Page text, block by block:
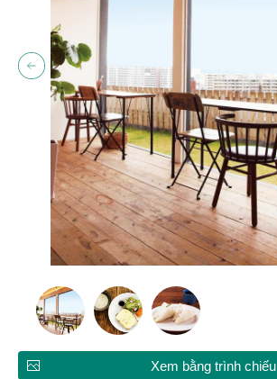
Xem bằng trình chiếu